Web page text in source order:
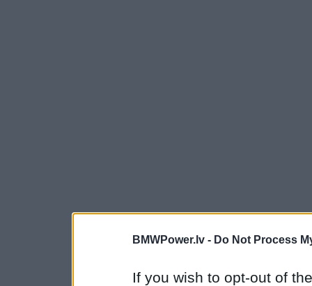
BMWPower.lv - Do Not Process
If you wish to opt-out of